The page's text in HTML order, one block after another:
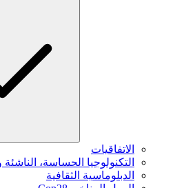
الاتفاقيات
التكنولوجيا الحساسة، الناشئة
الدبلوماسية الثقافية